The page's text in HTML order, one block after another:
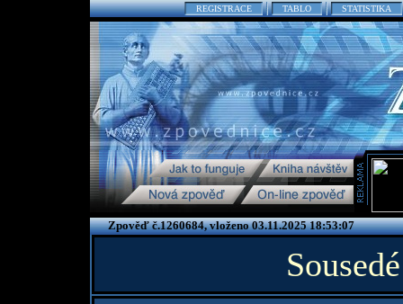
REGISTRACE TABLO STATISTIKA
Zpověď č.1260684, vloženo 03.11.2025 18:53:07